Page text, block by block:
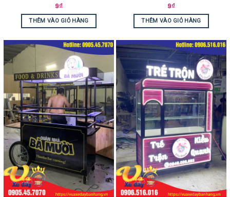
9₫
THÊM VÀO GIỎ HÀNG
9₫
THÊM VÀO GIỎ HÀNG